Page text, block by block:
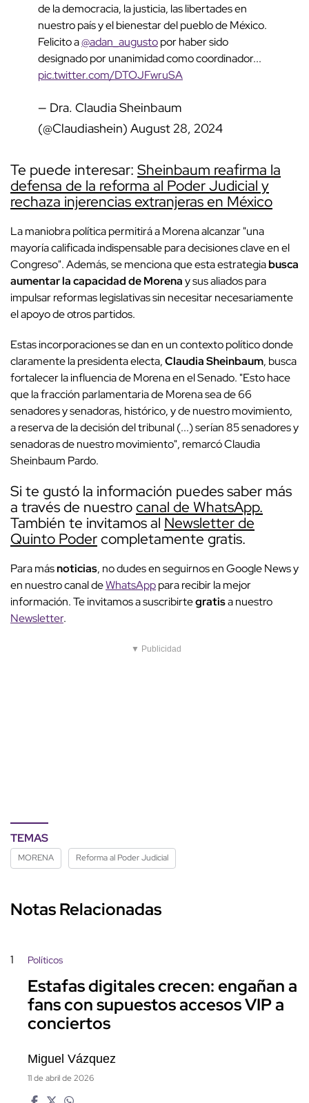
de la democracia, la justicia, las libertades en
nuestro país y el bienestar del pueblo de México.
Felicito a@adan_augustopor haber sido
designado por unanimidad como coordinador...
pic.twitter.com/DTOJFwruSA
— Dra. Claudia Sheinbaum
(@Claudiashein) August 28, 2024
Te puede interesar: Sheinbaum reafirma la
defensa de la reforma al Poder Judicial y
rechaza injerencias extranjeras en México
La maniobra política permitirá a Morena alcanzar "una
mayoría calificada indispensable para decisiones clave en el
Congreso". Además, se menciona que esta estrategiabusca
aumentar la capacidad de Morenay sus aliados para
impulsar reformas legislativas sin necesitar necesariamente
el apoyo de otros partidos.
Estas incorporaciones se dan en un contexto político donde
claramente la presidenta electa,Claudia Sheinbaum, busca
fortalecer la influencia de Morena en el Senado. "Esto hace
que la fracción parlamentaria de Morena sea de 66
senadores y senadoras, histórico, y de nuestro movimiento,
a reserva de la decisión del tribunal (...) serían 85 senadores y
senadoras de nuestro movimiento", remarcó Claudia
Sheinbaum Pardo.
Si te gustó la información puedes saber más
a través de nuestrocanal de WhatsApp.
También te invitamos al Newsletter de
Quinto Podercompletamente gratis.
Para másnoticias, no dudes en seguirnos en Google News y
en nuestro canal deWhatsApppara recibir la mejor
información. Te invitamos a suscribirtegratisa nuestro
Newsletter.
▼ Publicidad
TEMAS
MORENA Reforma al Poder Judicial
Notas Relacionadas
1 Políticos
Estafas digitales crecen: engañan a
fans con supuestos accesos VIP a
conciertos
Miguel Vázquez
11 de abril de 2026